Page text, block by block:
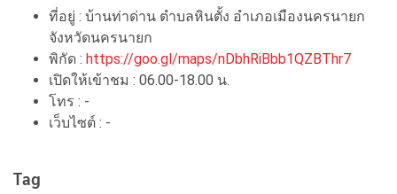
ที่อยู่ : บ้านท่าด่าน ตำบลหินตั้ง อำเภอเมืองนครนายก
จังหวัดนครนายก
พิกัด : https://goo.gl/maps/nDbhRiBbb1QZBThr7
เปิดให้เข้าชม : 06.00-18.00 น.
โทร : -
เว็บไซต์ : -
Tag